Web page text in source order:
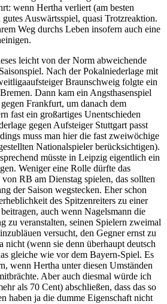
wenn Hertha verliert (am besten
Auswärtsspiel, quasi Trotzreaktion.
Weg durchs Leben insofern auch eine
leicht von der Norm abweichende
Nach der Pokalniederlage mit
Braunschweig folgte ein
Dann kam ein Angsthasenspiel
Frankfurt, um danach dem
fast ein großartiges Unentschieden
gegen Aufsteiger Stuttgart passt
muss man hier die fast zweiwöchige
Nationalspieler berücksichtigen).
müsste in Leipzig eigentlich ein
Weniger eine Rolle dürfte das
RB am Dienstag spielen, das sollten
der Saison wegstecken. Eher schon
des Spitzenreiters zu einer
auch wenn Nagelsmann die
zu veranstalten, seinen Spielern zweimal
versucht, den Gegner ernst zu
nicht (wenn sie denn überhaupt deutsch
gleiche wie vor dem Bayern-Spiel. Es
wenn Hertha unter diesen Umständen
Aber auch diesmal würde ich
als 70 Cent) abschließen, dass das so
haben ja die dumme Eigenschaft nicht